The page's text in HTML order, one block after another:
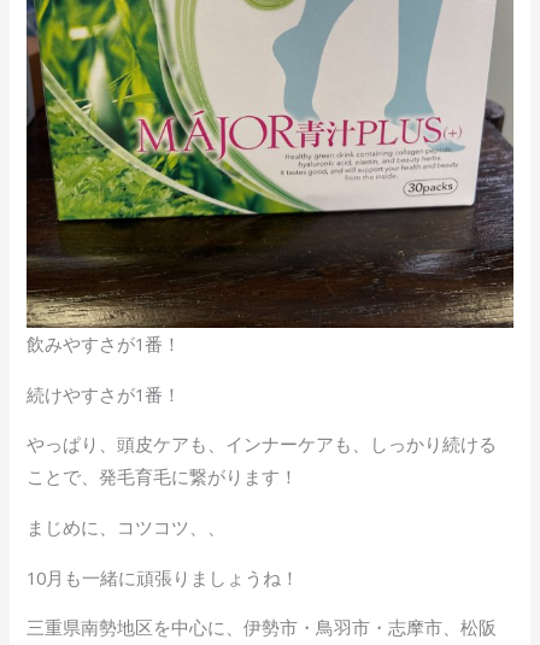
飲みやすさが1番！
続けやすさが1番！
やっぱり、頭皮ケアも、インナーケアも、しっかり続ける
ことで、発毛育毛に繋がります！
まじめに、コツコツ、、
10月も一緒に頑張りましょうね！
三重県南勢地区を中心に、伊勢市・鳥羽市・志摩市、松阪